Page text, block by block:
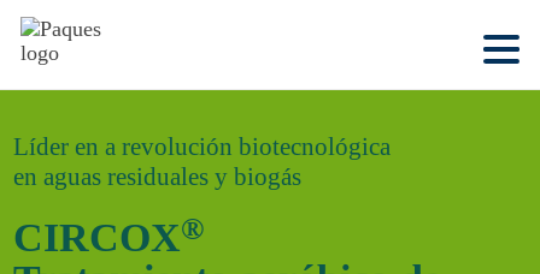
Líder en a revolución biotecnológica
en aguas residuales y biogás
CIRCOX®